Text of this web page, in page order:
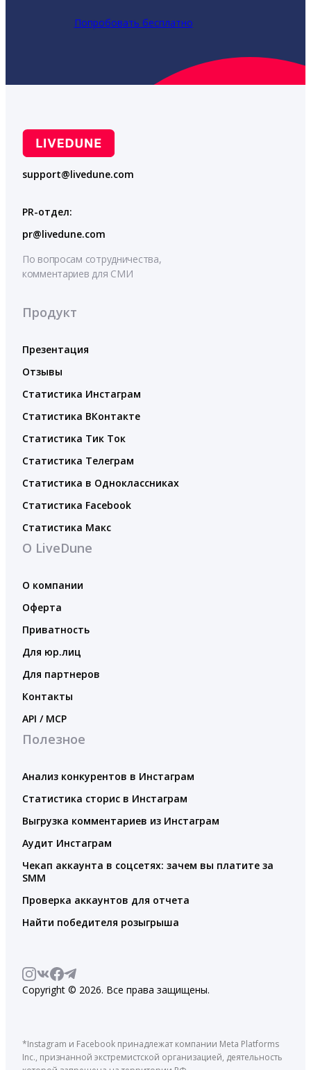
Попробовать бесплатно
support@livedune.com
PR-отдел:
pr@livedune.com
По вопросам сотрудничества,
комментариев для СМИ
Продукт
Презентация
Отзывы
Статистика Инстаграм
Статистика ВКонтакте
Статистика Тик Ток
Статистика Телеграм
Статистика в Одноклассниках
Статистика Facebook
Статистика Макс
О LiveDune
О компании
Оферта
Приватность
Для юр.лиц
Для партнеров
Контакты
API / MCP
Полезное
Анализ конкурентов в Инстаграм
Статистика сторис в Инстаграм
Выгрузка комментариев из Инстаграм
Аудит Инстаграм
Чекап аккаунта в соцсетях: зачем вы платите за
SMM
Проверка аккаунтов для отчета
Найти победителя розыгрыша
Copyright © 2026. Все права защищены.
*Instagram и Facebook принадлежат компании Meta Platforms
Inc., признанной экстремистской организацией, деятельность